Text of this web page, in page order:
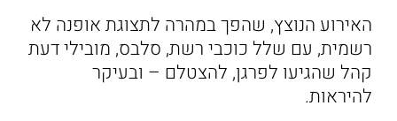
האירוע הנוצץ, שהפך במהרה לתצוגת אופנה לא
רשמית, עם שלל כוכבי רשת, סלבס, מובילי דעת
קהל שהגיעו לפרגן, להצטלם – ובעיקר
להיראות.